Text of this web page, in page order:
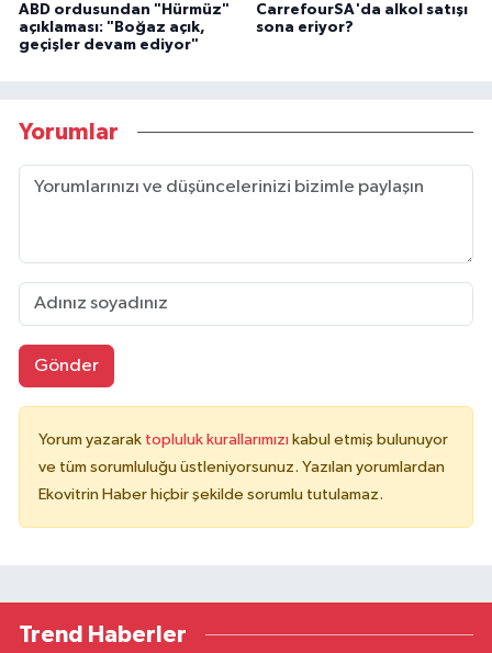
ABD ordusundan "Hürmüz"
açıklaması: "Boğaz açık,
geçişler devam ediyor"
CarrefourSA'da alkol satışı
sona eriyor?
Yorumlar
Gönder
Yorum yazarak topluluk kurallarımızı kabul etmiş bulunuyor
ve tüm sorumluluğu üstleniyorsunuz. Yazılan yorumlardan
Ekovitrin Haber hiçbir şekilde sorumlu tutulamaz.
Trend Haberler